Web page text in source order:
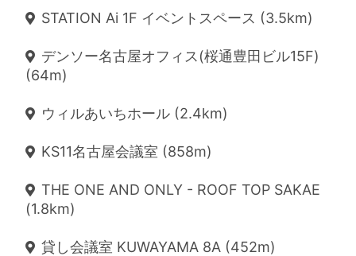
STATION Ai 1F イベントスペース (3.5km)
デンソー名古屋オフィス(桜通豊田ビル15F)
(64m)
ウィルあいちホール (2.4km)
KS11名古屋会議室 (858m)
THE ONE AND ONLY - ROOF TOP SAKAE
(1.8km)
貸し会議室 KUWAYAMA 8A (452m)